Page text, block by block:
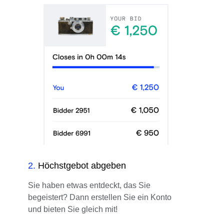
2. Höchstgebot abgeben
Sie haben etwas entdeckt, das Sie
begeistert? Dann erstellen Sie ein Konto
und bieten Sie gleich mit!